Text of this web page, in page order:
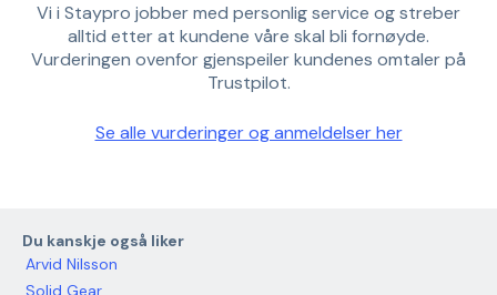
Vi i Staypro jobber med personlig service og streber
alltid etter at kundene våre skal bli fornøyde.
Vurderingen ovenfor gjenspeiler kundenes omtaler på
Trustpilot.
Se alle vurderinger og anmeldelser her
Du kanskje også liker
Arvid Nilsson
Solid Gear